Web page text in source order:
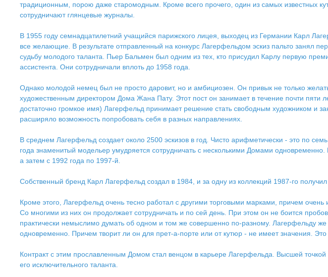
традиционным, порою даже старомодным. Кроме всего прочего, один из самых известных
сотрудничают глянцевые журналы.
В 1955 году семнадцатилетний учащийся парижского лицея, выходец из Германии Карл
все желающие. В результате отправленный на конкурс Лагерфельдом эскиз пальто занял
судьбу молодого таланта. Пьер Бальмен был одним из тех, кто присудил Карлу первую
ассистента. Они сотрудничали вплоть до 1958 года.
Однако молодой немец был не просто даровит, но и амбициозен. Он привык не только
художественным директором Дома Жана Пату. Этот пост он занимает в течение почти пяти
достаточно громкое имя) Лагерфельд принимает решение стать свободным художником и
расширяло возможность попробовать себя в разных направлениях.
В среднем Лагерфельд создает около 2500 эскизов в год. Чисто арифметически - это по
года знаменитый модельер умудряется сотрудничать с несколькими Домами
а затем с 1992 года по 1997-й.
Собственный бренд Карл Лагерфельд создал в 1984, и за одну из коллекций 1987-го
Кроме этого, Лагерфельд очень тесно работал с другими торговыми марками, причем
Со многими из них он продолжает сотрудничать и по сей день. При этом он не боится
практически немыслимо думать об одном и том же совершенно по-разному. Лагерфельду
одновременно. Причем творит ли он для прет-а-порте или от кутюр - не имеет значения.
Контракт с этим прославленным Домом стал венцом в карьере Лагерфельда. Высшей
его исключительного таланта.